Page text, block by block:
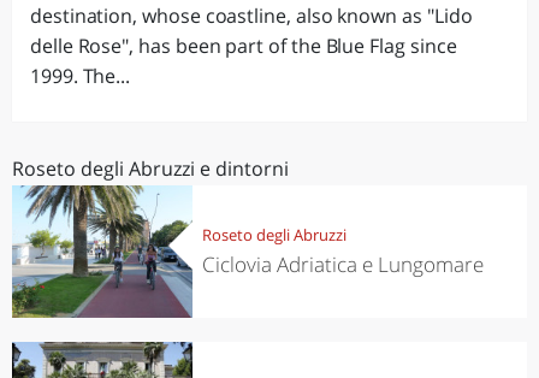
destination, whose coastline, also known as "Lido
delle Rose", has been part of the Blue Flag since
1999. The...
Roseto degli Abruzzi e dintorni
Roseto degli Abruzzi
Ciclovia Adriatica e Lungomare